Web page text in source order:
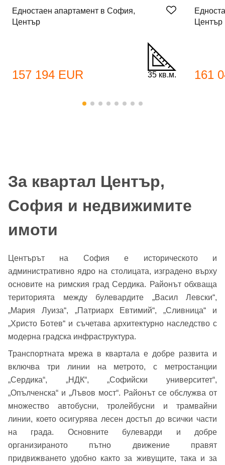
Едностаен апартамент в София,
Център
157 194 EUR 35 кв.м.
Център
161
За квартал Център,
София и недвижимите
имоти
Центърът на София е историческото и
административно ядро на столицата, изградено върху
основите на римския град Сердика. Районът обхваща
територията между булевардите „Васил Левски“,
„Мария Луиза“, „Патриарх Евтимий“, „Сливница“ и
„Христо Ботев“ и съчетава архитектурно наследство с
модерна градска инфраструктура.
Транспортната мрежа в квартала е добре развита и
включва три линии на метрото, с метростанции
„Сердика“, „НДК“, „Софийски университет“,
„Опълченска“ и „Лъвов мост“. Районът се обслужва от
множество автобусни, тролейбусни и трамвайни
линии, което осигурява лесен достъп до всички части
на града. Основните булеварди и добре
организираното пътно движение правят
придвижването удобно както за живущите, така и за